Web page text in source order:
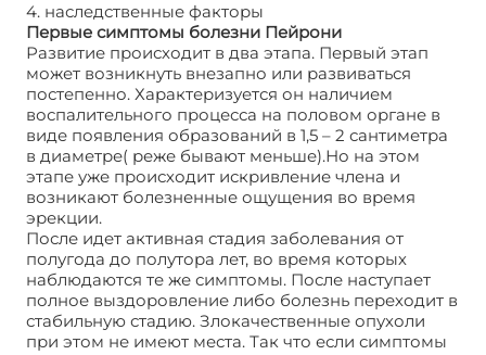
4. наследственные факторы
Первые симптомы болезни Пейрони
Развитие происходит в два этапа. Первый этап
может возникнуть внезапно или развиваться
постепенно. Характеризуется он наличием
воспалительного процесса на половом органе в
виде появления образований в 1,5 – 2 сантиметра
в диаметре( реже бывают меньше).Но на этом
этапе уже происходит искривление члена и
возникают болезненные ощущения во время
эрекции.
После идет активная стадия заболевания от
полугода до полутора лет, во время которых
наблюдаются те же симптомы. После наступает
полное выздоровление либо болезнь переходит в
стабильную стадию. Злокачественные опухоли
при этом не имеют места. Так что если симптомы